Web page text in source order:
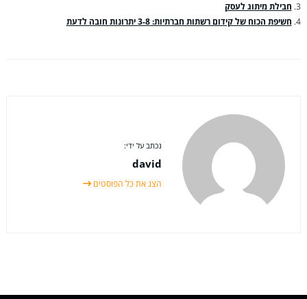
חבילת מיתוג לעסק
חשיפת הכוח של קידום רשתות חברתיות: 3-8 יתרונות חובה לדעת
נכתב על ידי:
david
הצג את כל הפוסטים